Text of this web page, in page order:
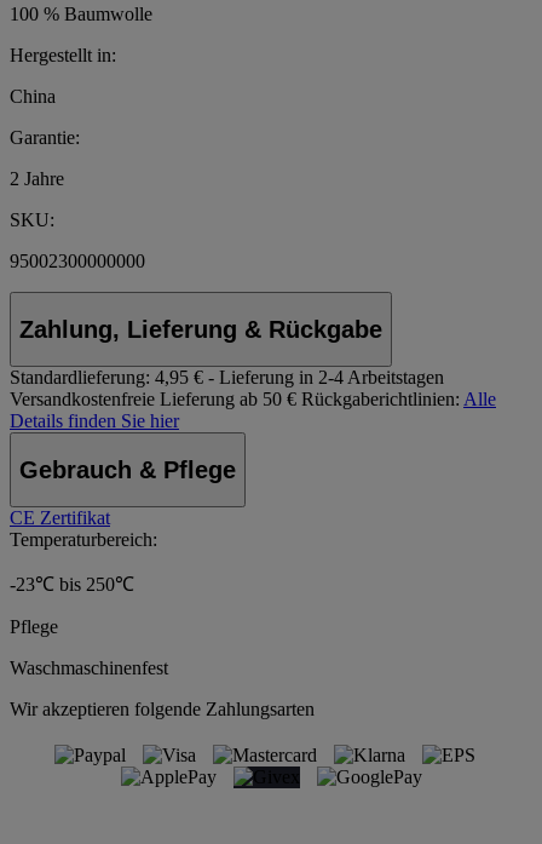
100 % Baumwolle
Hergestellt in:
China
Garantie:
2 Jahre
SKU:
95002300000000
Zahlung, Lieferung & Rückgabe
Standardlieferung: 4,95 € - Lieferung in 2-4 Arbeitstagen
Versandkostenfreie Lieferung ab 50 € Rückgaberichtlinien: Alle
Details finden Sie hier
Gebrauch & Pflege
CE Zertifikat
Temperaturbereich:
-23℃ bis 250℃
Pflege
Waschmaschinenfest
Wir akzeptieren folgende Zahlungsarten